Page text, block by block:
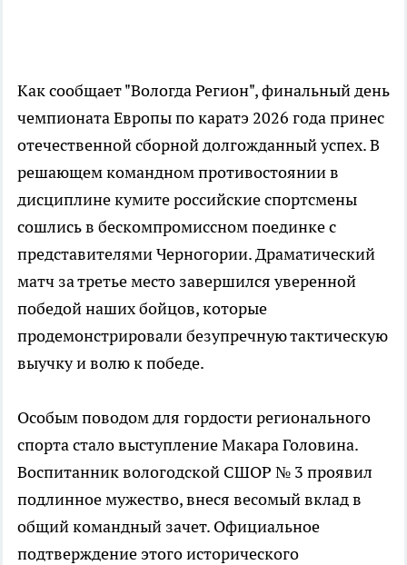
Как сообщает "Вологда Регион", финальный день
чемпионата Европы по каратэ 2026 года принес
отечественной сборной долгожданный успех. В
решающем командном противостоянии в
дисциплине кумите российские спортсмены
сошлись в бескомпромиссном поединке с
представителями Черногории. Драматический
матч за третье место завершился уверенной
победой наших бойцов, которые
продемонстрировали безупречную тактическую
выучку и волю к победе.
Особым поводом для гордости регионального
спорта стало выступление Макара Головина.
Воспитанник вологодской СШОР № 3 проявил
подлинное мужество, внеся весомый вклад в
общий командный зачет. Официальное
подтверждение этого исторического